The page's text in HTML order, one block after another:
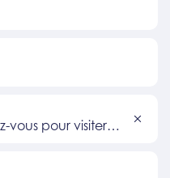
vous pour visiter